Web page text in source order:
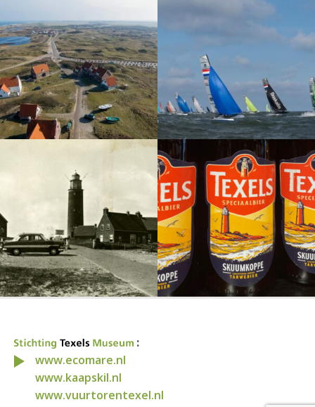
:
www.ecomare.nl
www.kaapskil.nl
www.vuurtorentexel.nl